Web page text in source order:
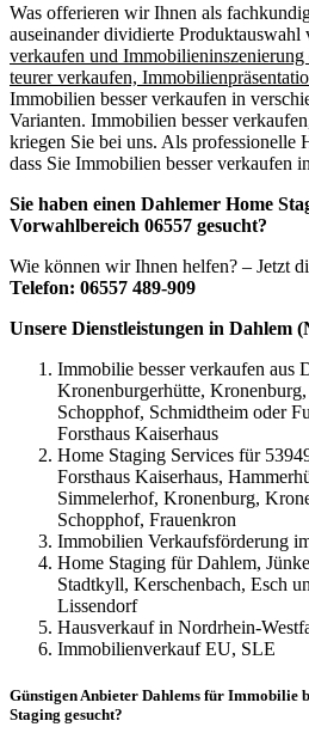
Was offerieren wir Ihnen als
auseinander dividierte Produktauswahl
verkaufen und
teurer verkaufen,
Immobilien besser verkaufen in
Varianten. Immobilien besser
kriegen Sie bei uns. Als professionelle
dass Sie Immobilien besser verkaufen
Sie haben einen Dahlemer Home
Vorwahlbereich 06557 gesucht?
Wie können wir Ihnen helfen? – Jetzt
Telefon: 06557 489-909
Unsere Dienstleistungen in Dahlem
Immobilie besser verkaufen aus
Kronenburgerhütte,
Schopphof, Schmidtheim oder
Forsthaus Kaiserhaus
Home Staging Services für
Forsthaus Kaiserhaus,
Simmelerhof, Kronenburg,
Schopphof, Frauenkron
Immobilien Verkaufsförderung
Home Staging für Dahlem,
Stadtkyll, Kerschenbach, Esch
Lissendorf
Hausverkauf in Nordrhein-
Immobilienverkauf EU, SLE
Günstigen Anbieter Dahlems für Immobilie
Staging gesucht?